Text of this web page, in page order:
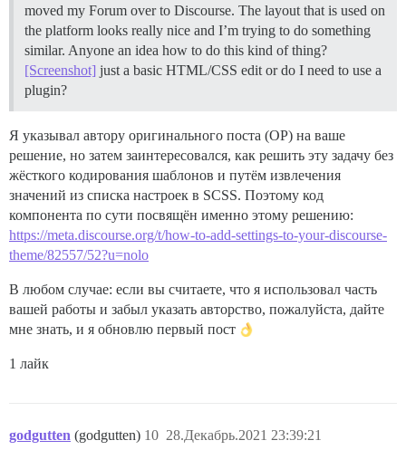
moved my Forum over to Discourse. The layout that is used on
the platform looks really nice and I’m trying to do something
similar. Anyone an idea how to do this kind of thing?
[Screenshot] just a basic HTML/CSS edit or do I need to use a
plugin?
Я указывал автору оригинального поста (OP) на ваше
решение, но затем заинтересовался, как решить эту задачу без
жёсткого кодирования шаблонов и путём извлечения
значений из списка настроек в SCSS. Поэтому код
компонента по сути посвящён именно этому решению:
https://meta.discourse.org/t/how-to-add-settings-to-your-discourse-
theme/82557/52?u=nolo
В любом случае: если вы считаете, что я использовал часть
вашей работы и забыл указать авторство, пожалуйста, дайте
мне знать, и я обновлю первый пост
1 лайк
godgutten (godgutten) 28.Декабрь.2021 23:39:21
10